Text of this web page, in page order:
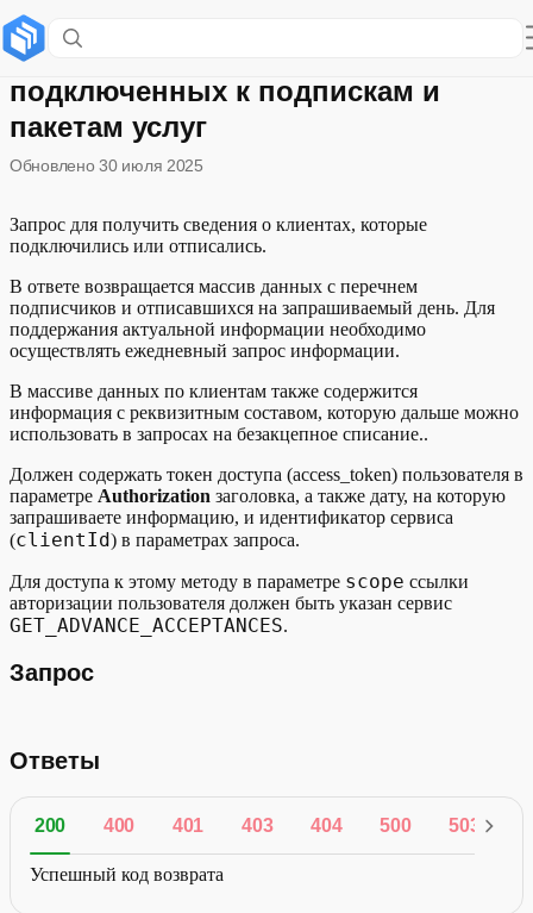
Запрос сведений о клиентах,
подключенных к подпискам и
пакетам услуг
Обновлено 30 июля 2025
Запрос для получить сведения о клиентах, которые
подключились или отписались.
В ответе возвращается массив данных с перечнем
подписчиков и отписавшихся на запрашиваемый день. Для
поддержания актуальной информации необходимо
осуществлять ежедневный запрос информации.
В массиве данных по клиентам также содержится
информация с реквизитным составом, которую дальше можно
использовать в запросах на безакцепное списание..
Должен содержать токен доступа (access_token) пользователя в
параметре Authorization заголовка, а также дату, на которую
запрашиваете информацию, и идентификатор сервиса
(clientId) в параметрах запроса.
Для доступа к этому методу в параметре scope ссылки
авторизации пользователя должен быть указан сервис
GET_ADVANCE_ACCEPTANCES.
Запрос
Ответы
200 400 401 403 404 500 503
Успешный код возврата